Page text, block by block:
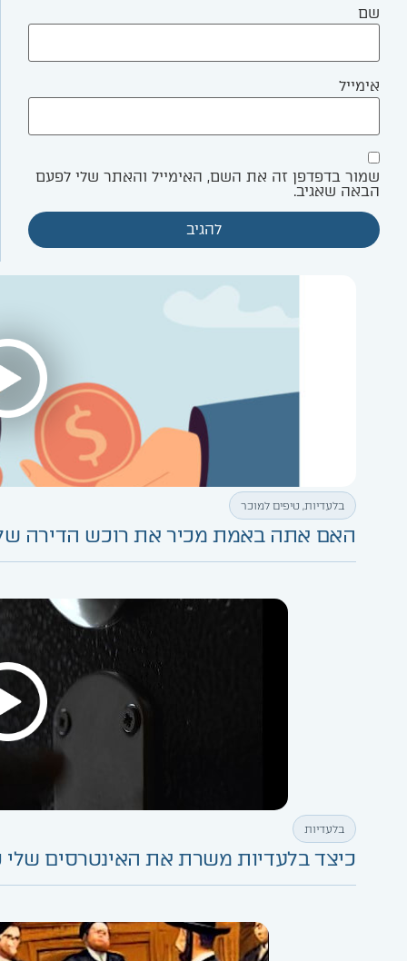
שם
אימייל
שמור בדפדפן זה את השם, האימייל והאתר שלי לפעם
הבאה שאגיב.
בלעדיות, טיפים למוכר
האם אתה באמת מכיר את רוכש הדירה
בלעדיות
כיצד בלעדיות משרת את האינטרסים שלי